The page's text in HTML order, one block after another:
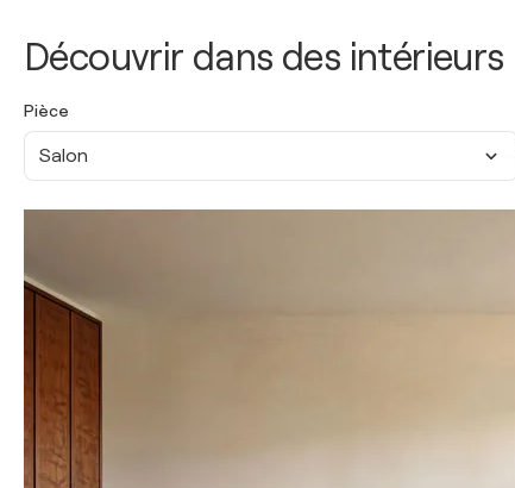
Découvrir dans des intérieurs
Pièce
Salon